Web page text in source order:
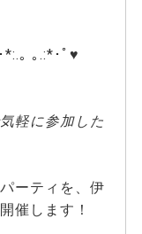
*:.｡ ｡.:*･ﾟ♥
に参加した
ーティを、伊
催します！